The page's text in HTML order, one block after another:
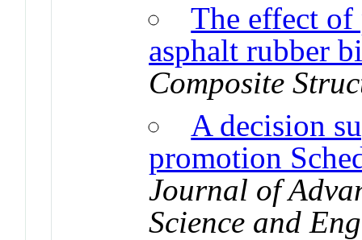
The effect of
asphalt rubber
Composite
A decision
promotion
Journal of
Science and